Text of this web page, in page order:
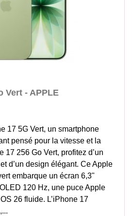
Vert - APPLE
17 5G Vert, un smartphone
pensé pour la vitesse et la
17 256 Go Vert, profitez d’un
d’un design élégant. Ce Apple
embarque un écran 6,3"
120 Hz, une puce Apple
26 fluide. L’iPhone 17